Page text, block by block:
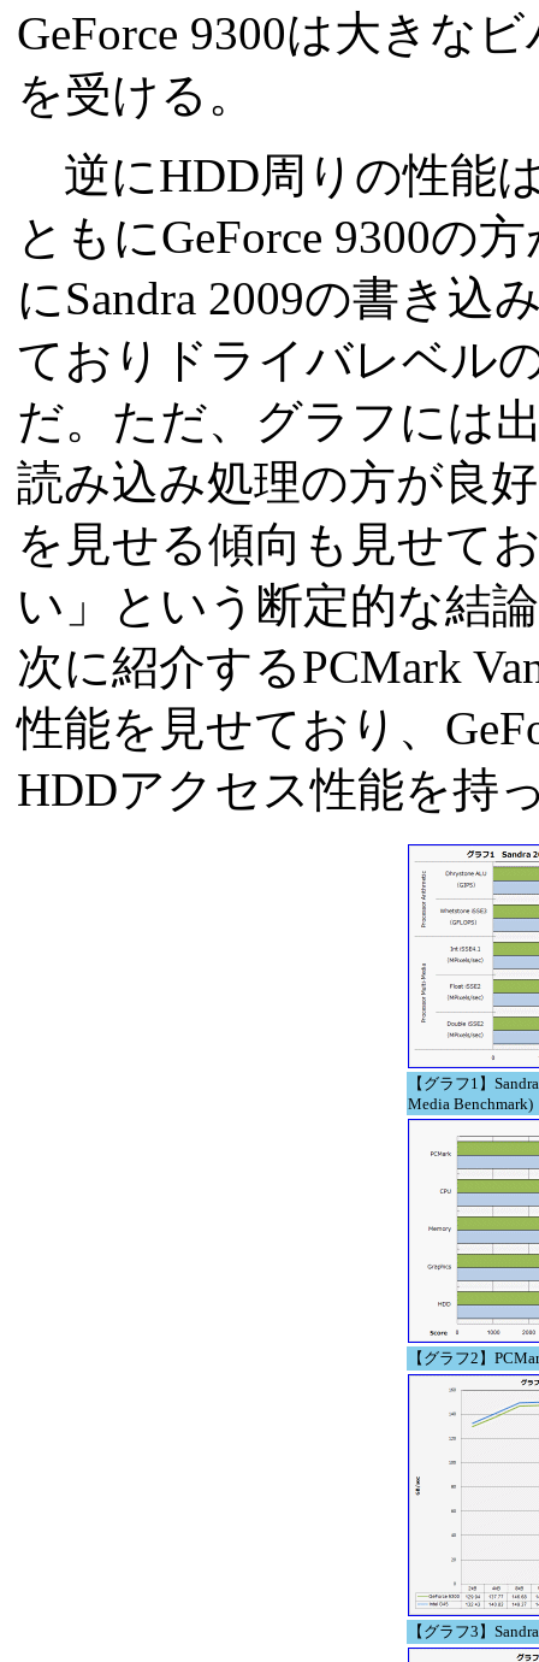
GeForce 9300は大きな
を受ける。
逆にHDD周りの性能は
ともにGeForce 9300の
にSandra 2009の書き込
ておりドライバレベル
だ。ただ、グラフには
読み込み処理の方が良
を見せる傾向も見せて
い」という断定的な結
次に紹介するPCMark
性能を見せており、
HDDアクセス性能を持
【グラフ1】
Media Benchmark)
【グラフ2】
【グラフ3】